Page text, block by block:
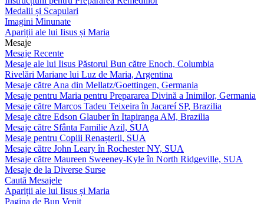
Medalii și Scapulari
Imagini Minunate
Apariții ale lui Iisus și Maria
Mesaje
Mesaje Recente
Mesaje ale lui Iisus Păstorul Bun către Enoch, Columbia
Rivelări Mariane lui Luz de Maria, Argentina
Mesaje către Ana din Mellatz/Goettingen, Germania
Mesaje pentru Maria pentru Prepararea Divină a Inimilor, Germania
Mesaje către Marcos Tadeu Teixeira în Jacareí SP, Brazilia
Mesaje către Edson Glauber în Itapiranga AM, Brazilia
Mesaje către Sfânta Familie Azil, SUA
Mesaje pentru Copiii Renașterii, SUA
Mesaje către John Leary în Rochester NY, SUA
Mesaje către Maureen Sweeney-Kyle în North Ridgeville, SUA
Mesaje de la Diverse Surse
Caută Mesajele
Apariții ale lui Iisus și Maria
Pagina de Bun Venit